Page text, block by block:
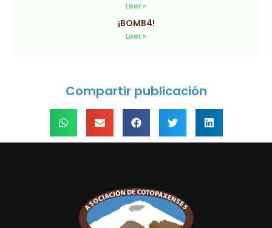
Leer »
¡BOMB4!
Leer »
Compartir publicación